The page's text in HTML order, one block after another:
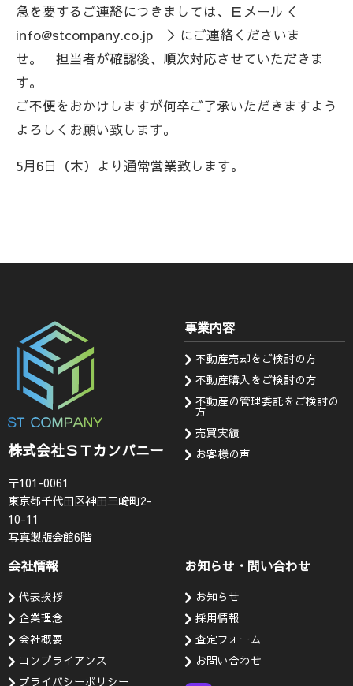
急を要するご連絡につきましては、Ｅメール＜
info@stcompany.co.jp ＞にご連絡くださいま
せ。 担当者が確認後、順次対応させていただきま
す。
ご不便をおかけしますが何卒ご了承いただきますよう
よろしくお願い致します。
5月6日（木）より通常営業致します。
株式会社ＳＴカンパニー
〒101-0061
東京都千代田区神田三崎町2-
10-11
写真製版会館6階
事業内容
不動産売却をご検討の方
不動産購入をご検討の方
不動産の管理委託をご検討の
方
売買実績
お客様の声
会社情報
代表挨拶
企業理念
会社概要
コンプライアンス
プライバシーポリシー
お知らせ・問い合わせ
お知らせ
採用情報
査定フォーム
お問い合わせ